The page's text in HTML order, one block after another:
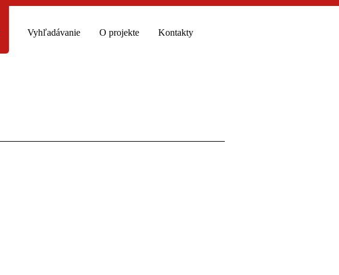
Vyhľadávanie O projekte Kontakty